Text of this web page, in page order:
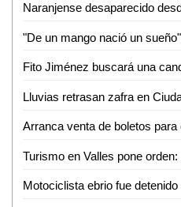
Naranjense desaparecido
Fito Jiménez buscará una
Arranca venta de boletos para
Motociclista ebrio fue detenido